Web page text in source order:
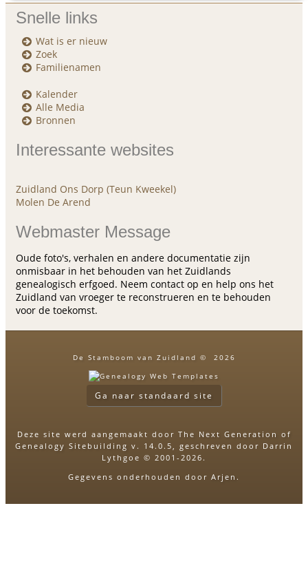
Snelle links
Wat is er nieuw
Zoek
Familienamen
Kalender
Alle Media
Bronnen
Interessante websites
Zuidland Ons Dorp (Teun Kweekel)
Molen De Arend
Webmaster Message
Oude foto's, verhalen en andere documentatie zijn
onmisbaar in het behouden van het Zuidlands
genealogisch erfgoed. Neem contact op en help ons het
Zuidland van vroeger te reconstrueren en te behouden
voor de toekomst.
De Stamboom van Zuidland © 2026
Ga naar standaard site
Deze site werd aangemaakt door The Next Generation of
Genealogy Sitebuilding v. 14.0.5, geschreven door Darrin
Lythgoe © 2001-2026.
Gegevens onderhouden door Arjen .